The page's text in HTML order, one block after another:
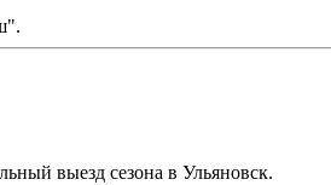
выезд сезона в Ульяновск.